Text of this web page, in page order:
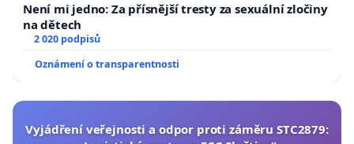
Není mi jedno: Za přísnější tresty za sexuální zločiny
na dětech
2 020 podpisů
Oznámení o transparentnosti
Vyjádření veřejnosti a odpor proti záměru STC2879: